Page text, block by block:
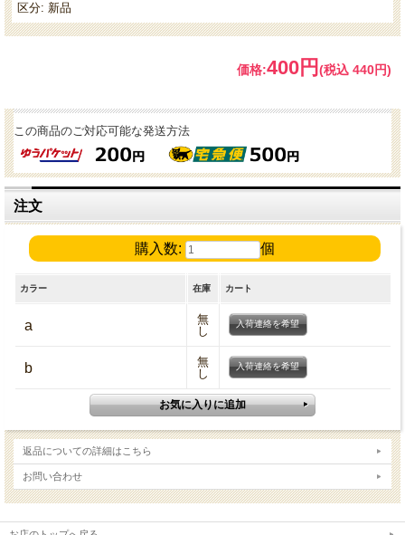
区分: 新品
価格:400円 (税込 440円)
この商品のご対応可能な発送方法
注文
購入数: 個
カラー 在庫 カート
a
無
し
入荷連絡を希望
b
無
し
入荷連絡を希望
返品についての詳細はこちら
お問い合わせ